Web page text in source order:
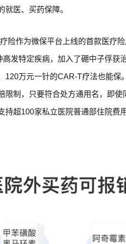
就医、买药保障。
险作为微保平台上线的首款医疗
高发特定疾病，加入了硼中子俘获
120万元一针的CAR-T疗法也能保
限制，只要符合处方通用名，即
持超100家私立医院普通部住院费